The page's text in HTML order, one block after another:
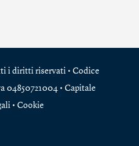
i diritti riservati • Codice
04850721004 • Capitale
• Cookie